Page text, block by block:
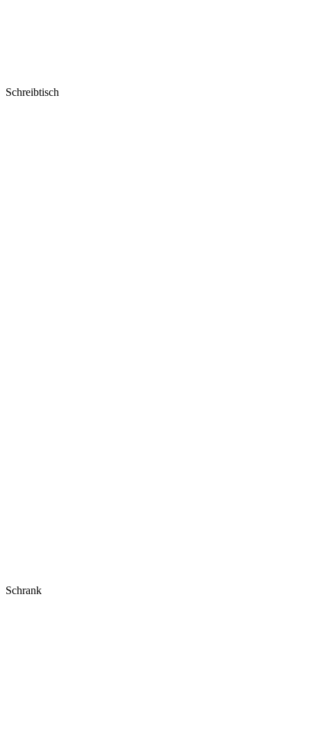
Schreibtisch
Schrank